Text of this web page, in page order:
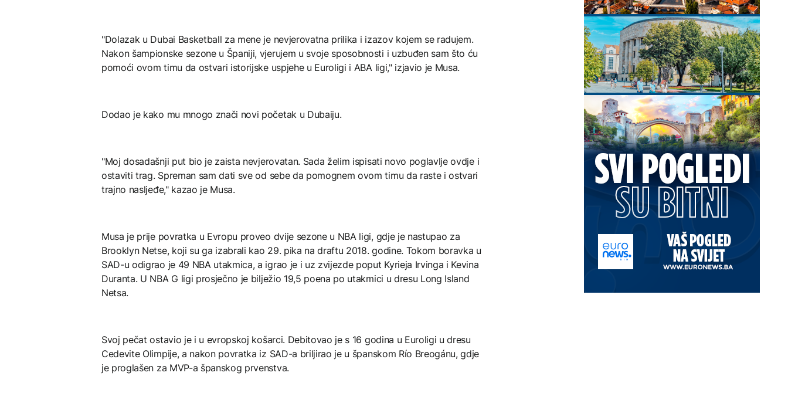
"Dolazak u Dubai Basketball za mene je nevjerovatna prilika i izazov kojem se radujem.
Nakon šampionske sezone u Španiji, vjerujem u svoje sposobnosti i uzbuđen sam što ću
pomoći ovom timu da ostvari istorijske uspjehe u Euroligi i ABA ligi," izjavio je Musa.
Dodao je kako mu mnogo znači novi početak u Dubaiju.
"Moj dosadašnji put bio je zaista nevjerovatan. Sada želim ispisati novo poglavlje ovdje i
ostaviti trag. Spreman sam dati sve od sebe da pomognem ovom timu da raste i ostvari
trajno nasljeđe," kazao je Musa.
Musa je prije povratka u Evropu proveo dvije sezone u NBA ligi, gdje je nastupao za
Brooklyn Netse, koji su ga izabrali kao 29. pika na draftu 2018. godine. Tokom boravka u
SAD-u odigrao je 49 NBA utakmica, a igrao je i uz zvijezde poput Kyrieja Irvinga i Kevina
Duranta. U NBA G ligi prosječno je bilježio 19,5 poena po utakmici u dresu Long Island
Netsa.
Svoj pečat ostavio je i u evropskoj košarci. Debitovao je s 16 godina u Euroligi u dresu
Cedevite Olimpije, a nakon povratka iz SAD-a briljirao je u španskom Río Breogánu, gdje
je proglašen za MVP-a španskog prvenstva.